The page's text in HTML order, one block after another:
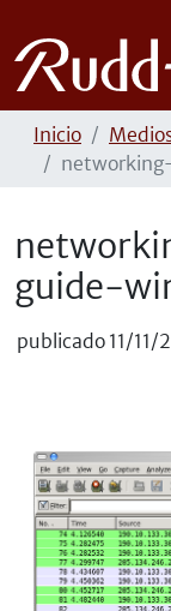
Inicio
guide-
publicado 11/11/